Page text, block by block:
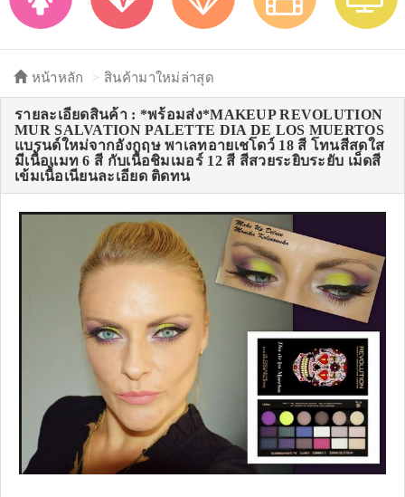
หน้าหลัก สินค้ามาใหม่ล่าสุด
รายละเอียดสินค้า : *พร้อมส่ง*MAKEUP REVOLUTION
MUR SALVATION PALETTE DIA DE LOS MUERTOS
แบรนด์ใหม่จากอังกฤษ พาเลทอายเชโดว์ 18 สี โทนสีสดใส
มีเนื้อแมท 6 สี กับเนื้อชิมเมอร์ 12 สี สีสวยระยิบระยับ เม็ดสี
เข้มเนื้อเนียนละเอียด ติดทน